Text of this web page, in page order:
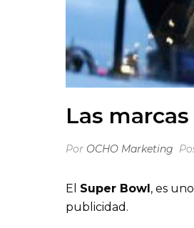
Las
Por OCHO Marketing
El Super Bowl, es
publicidad.